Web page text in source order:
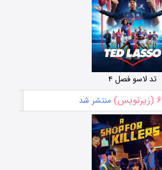
تد لاسو فصل ۴
۶ (زیرنویس) منتشر شد